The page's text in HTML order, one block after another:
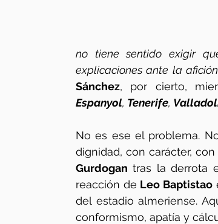
no tiene sentido exigir
explicaciones ante la
Sánchez, por cierto,
Espanyol, Tenerife,
No es ese el problema.
Gurdogan tras la derrota
reacción de Leo Baptistao
del estadio almeriense.
conformismo, apatía y